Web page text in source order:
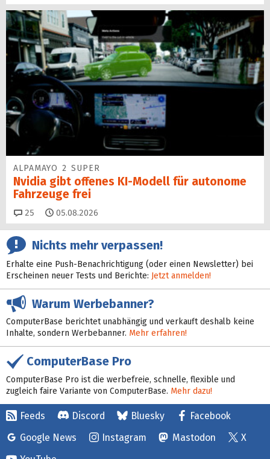
ALPAMAYO 2 SUPER
Nvidia gibt offenes KI-Modell für autonome
Fahrzeuge frei
25 Kommentare
05.08.2026
Nichts mehr verpassen!
Erhalte eine Push-Benachrichtigung (oder einen Newsletter) bei
Erscheinen neuer Tests und Berichte: Jetzt anmelden!
Warum Werbebanner?
ComputerBase berichtet unabhängig und verkauft deshalb keine
Inhalte, sondern Werbebanner. Mehr erfahren!
ComputerBase Pro
ComputerBase Pro ist die werbefreie, schnelle, flexible und
zugleich faire Variante von ComputerBase. Mehr dazu!
Feeds Discord Bluesky
Facebook
Google News
Instagram Mastodon
X